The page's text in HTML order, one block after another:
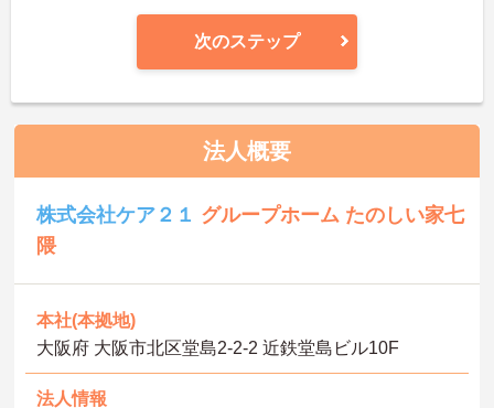
次のステップ
法人概要
株式会社ケア２１ グループホーム たのしい家七
隈
本社(本拠地)
大阪府 大阪市北区堂島2-2-2 近鉄堂島ビル10F
法人情報